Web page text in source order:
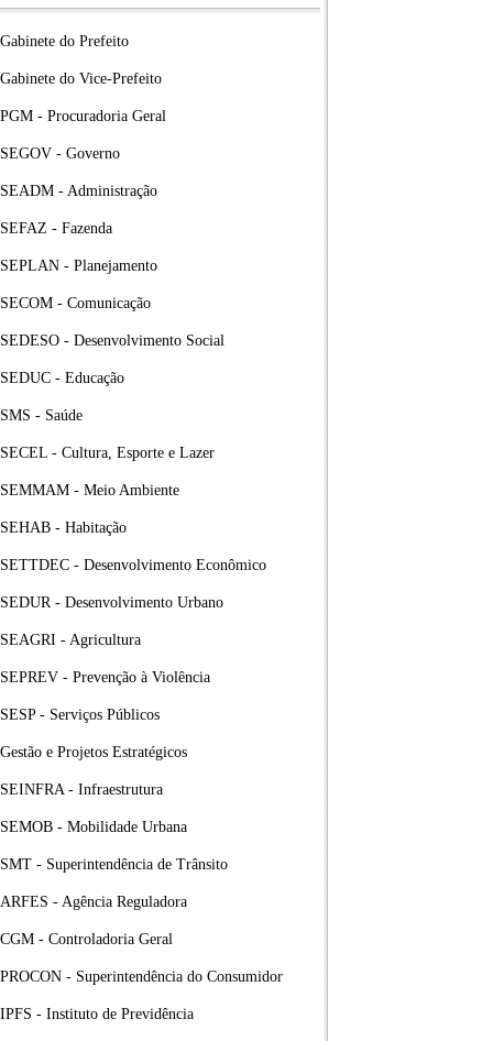
Gabinete do Prefeito
Gabinete do Vice-Prefeito
PGM - Procuradoria Geral
SEGOV - Governo
SEADM - Administração
SEFAZ - Fazenda
SEPLAN - Planejamento
SECOM - Comunicação
SEDESO - Desenvolvimento Social
SEDUC - Educação
SMS - Saúde
SECEL - Cultura, Esporte e Lazer
SEMMAM - Meio Ambiente
SEHAB - Habitação
SETTDEC - Desenvolvimento Econômico
SEDUR - Desenvolvimento Urbano
SEAGRI - Agricultura
SEPREV - Prevenção à Violência
SESP - Serviços Públicos
Gestão e Projetos Estratégicos
SEINFRA - Infraestrutura
SEMOB - Mobilidade Urbana
SMT - Superintendência de Trânsito
ARFES - Agência Reguladora
CGM - Controladoria Geral
PROCON - Superintendência do Consumidor
IPFS - Instituto de Previdência